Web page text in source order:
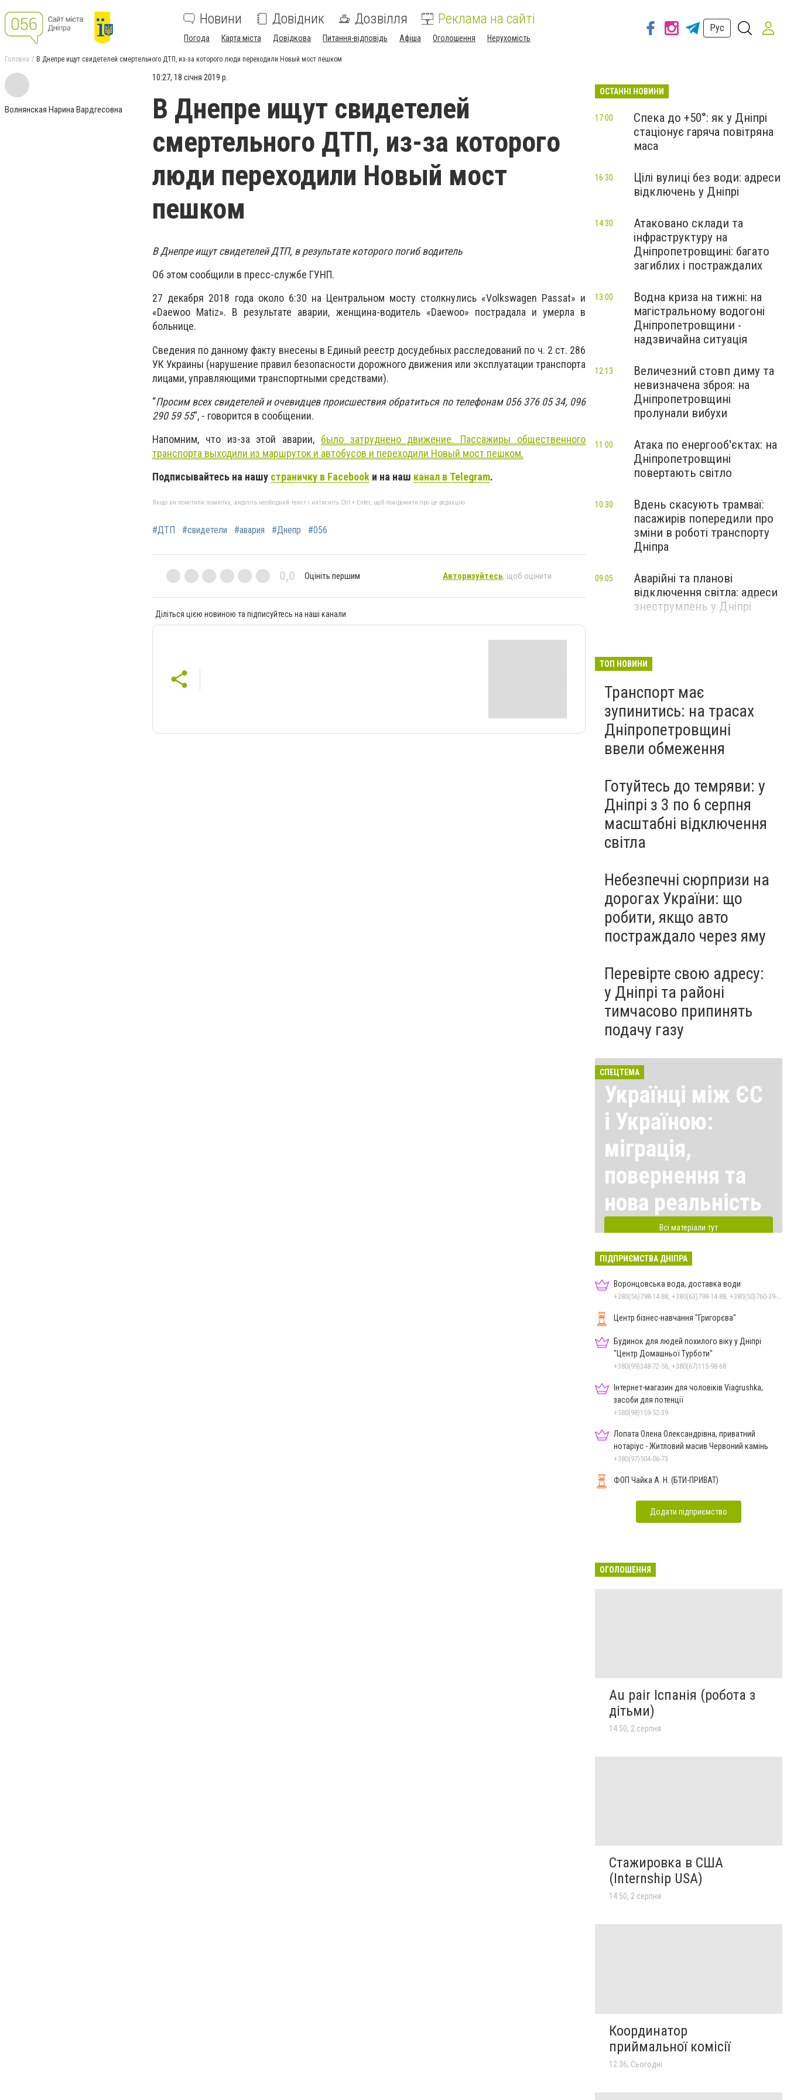
Новини Довідник Дозвілля Реклама на сайті
Погода Карта міста Довідкова Питання-відповідь Афіша Оголошення Нерухомість
Рус
Головна В Днепре ищут свидетелей смертельного ДТП, из-за которого люди переходили Новый мост пешком
Волнянская Нарина Вардгесовна
10:27, 18 січня 2019 р.
В Днепре ищут свидетелей
смертельного ДТП, из-за которого
люди переходили Новый мост
пешком
В Днепре ищут свидетелей ДТП, в результате которого погиб водитель
Об этом сообщили в пресс-службе ГУНП.
27 декабря 2018 года около 6:30 на Центральном мосту столкнулись «Volkswagen Passat» и
«Daewoo Matiz». В результате аварии, женщина-водитель «Daewoo» пострадала и умерла в
больнице.
Сведения по данному факту внесены в Единый реестр досудебных расследований по ч. 2 ст. 286
УК Украины (нарушение правил безопасности дорожного движения или эксплуатации транспорта
лицами, управляющими транспортными средствами).
“Просим всех свидетелей и очевидцев происшествия обратиться по телефонам 056 376 05 34, 096
290 59 55”, - говорится в сообщении.
Напомним, что из-за этой аварии, было затруднено движение. Пассажиры общественного
транспорта выходили из маршруток и автобусов и переходили Новый мост пешком.
Подписывайтесь на нашу страничку в Facebook и на наш канал в Telegram.
Якщо ви помітили помилку, виділіть необхідний текст і натисніть Ctrl + Enter, щоб повідомити про це редакцію
#ДТП #свидетели #авария #Днепр #056
0,0 Оцініть першим Авторизуйтесь, щоб оцінити
Діліться цією новиною та підписуйтесь на наші канали
ОСТАННІ НОВИНИ
Спека до +50°: як у Дніпрі
стаціонує гаряча повітряна
маса
17:00
Цілі вулиці без води: адреси
відключень у Дніпрі
16:30
Атаковано склади та
інфраструктуру на
Дніпропетровщині: багато
загиблих і постраждалих
14:30
Водна криза на тижні: на
магістральному водогоні
Дніпропетровщини -
надзвичайна ситуація
13:00
Величезний стовп диму та
невизначена зброя: на
Дніпропетровщині
пролунали вибухи
12:13
Атака по енергооб'єктах: на
Дніпропетровщині
повертають світло
11:00
Вдень скасують трамваї:
пасажирів попередили про
зміни в роботі транспорту
Дніпра
10:30
Аварійні та планові
відключення світла: адреси
знеструмлень у Дніпрі
09:05
ТОП НОВИНИ
Транспорт має
зупинитись: на трасах
Дніпропетровщині
ввели обмеження
Готуйтесь до темряви: у
Дніпрі з 3 по 6 серпня
масштабні відключення
світла
Небезпечні сюрпризи на
дорогах України: що
робити, якщо авто
постраждало через яму
Перевірте свою адресу:
у Дніпрі та районі
тимчасово припинять
подачу газу
СПЕЦТЕМА
Українці між ЄС
і Україною:
міграція,
повернення та
нова реальність
Всі матеріали тут
ПІДПРИЄМСТВА ДНІПРА
Воронцовська вода, доставка води
Центр бізнес-навчання "Григорєва"
Будинок для людей похилого віку у Дніпрі
"Центр Домашньої Турботи"
+380(99)348-72-56, +380(67)115-98-68
Інтернет-магазин для чоловіків Viagrushka,
засоби для потенції
+380(98)159-52-39
Лопата Олена Олександрівна, приватний
нотаріус - Житловий масив Червоний камінь
+380(97)504-06-73
ФОП Чайка А. Н. (БТИ-ПРИВАТ)
Додати підприємство
ОГОЛОШЕННЯ
Au pair Іспанія (робота з
дітьми)
14:50, 2 серпня
Стажировка в США
(Internship USA)
14:50, 2 серпня
Координатор
приймальної комісії
12:36, Сьогодні